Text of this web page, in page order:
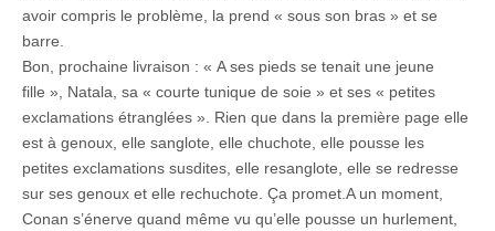
avoir compris le problème, la prend « sous son bras » et se
barre.
Bon, prochaine livraison : « A ses pieds se tenait une jeune
fille », Natala, sa « courte tunique de soie » et ses « petites
exclamations étranglées ». Rien que dans la première page elle
est à genoux, elle sanglote, elle chuchote, elle pousse les
petites exclamations susdites, elle resanglote, elle se redresse
sur ses genoux et elle rechuchote. Ça promet.A un moment,
Conan s’énerve quand même vu qu’elle pousse un hurlement,